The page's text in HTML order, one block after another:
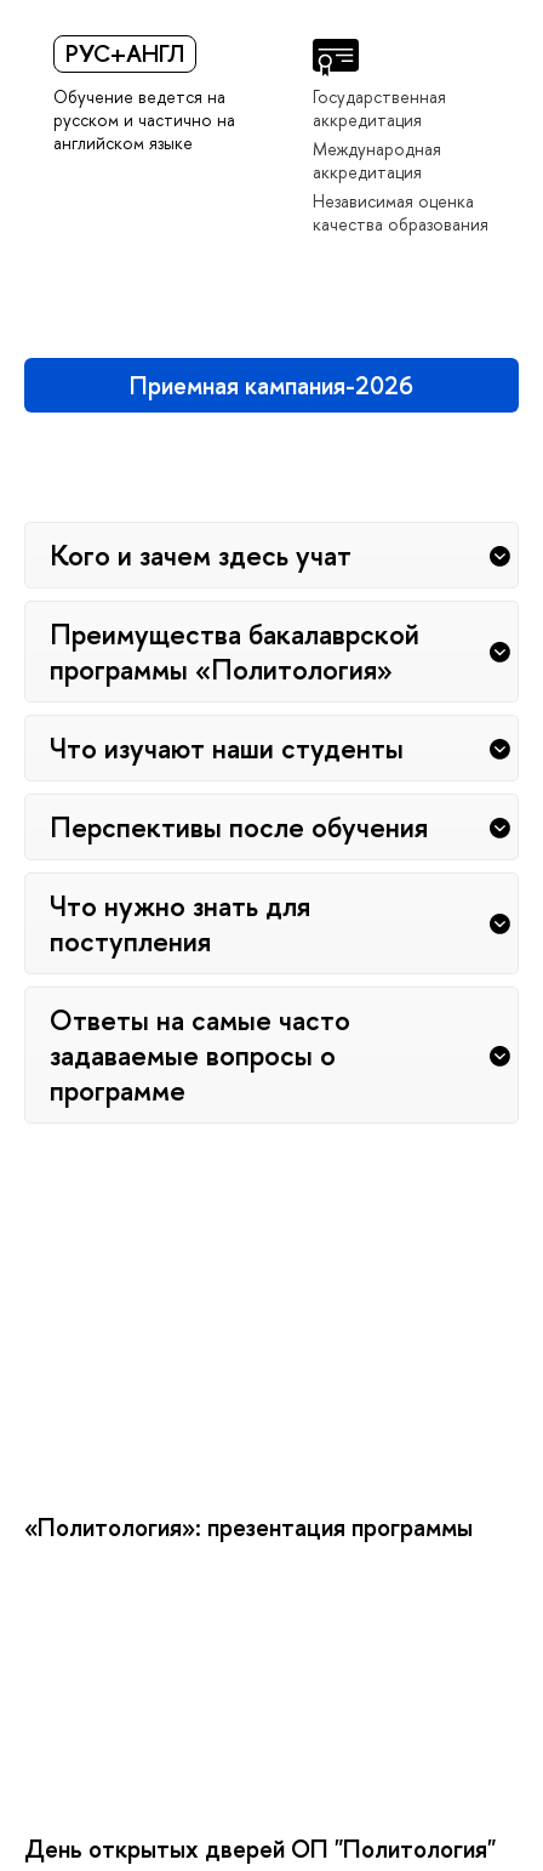
РУС+АНГЛ
Обучение ведется на
русском и частично на
английском языке
Государственная
аккредитация
Международная
аккредитация
Независимая оценка
качества образования
Приемная кампания-2026
Кого и зачем здесь учат
Преимущества бакалаврской
программы «Политология»
Что изучают наши студенты
Перспективы после обучения
Что нужно знать для
поступления
Ответы на самые часто
задаваемые вопросы о
программе
«Политология»: презентация программы
День открытых дверей ОП "Политология"